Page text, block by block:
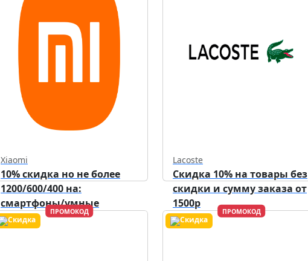
Xiaomi
10% скидка но не более
1200/600/400 на:
смартфоны/умные
устройства/аксессуары.
Lacoste
Скидка 10% на товары без
скидки и сумму заказа от
1500р
ПРОМОКОД ПРОМОКОД